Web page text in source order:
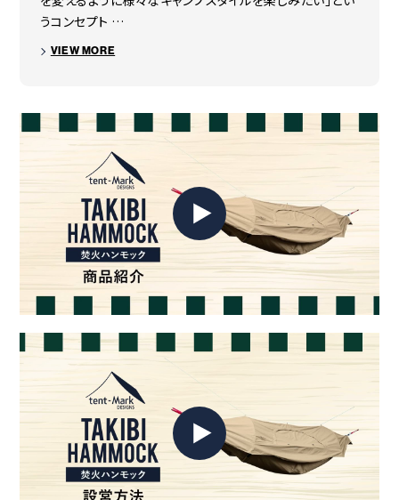
サイズ
◯収納サイズ
（約）600×200（直径）mm
全長サイズ 3,600mm
◯総重量
（約）6.27kg
(ポール/収納ケース含む)
◯本体重量
（約）4.81kg
収納ケース×2
原産国
ベトナム
その他
※焚火ハンモックでは強度を重視し、スチールポールを使用して
おります。スチールポールは錆防止のため必ず乾燥させて収納し
てください。
※TC素材防炎加工は致しておりません。火の粉がつくと穴が開
く可能性がございます。
うコンセプト …
VIEW MORE